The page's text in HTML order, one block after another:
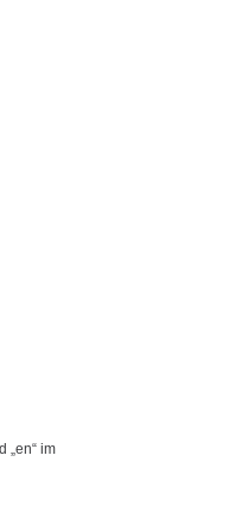
„en“ im